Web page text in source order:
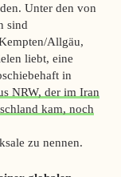
Unter den von
sind
Allgäu,
liebt, eine
in
NRW, der im Iran
kam, noch
zu nennen.